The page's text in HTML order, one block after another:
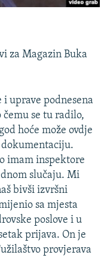
za Magazin Buka
i uprave podnesena
se tu radilo,
hoće može ovdje
dokumentaciju.
imam inspektore
slučaju. Mi
bivši izvršni
sa mjesta
poslove i u
prijava. On je
provjerava